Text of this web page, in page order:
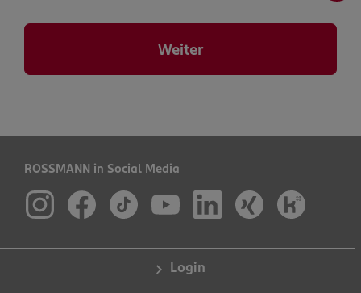
Weiter
ROSSMANN in Social Media
Login